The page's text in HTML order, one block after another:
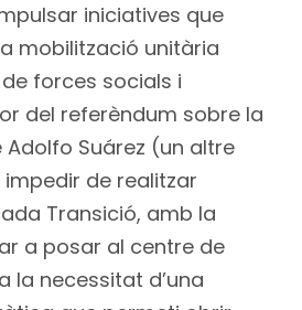
iniciatives que
mobilització unitària
forces socials i
del referèndum sobre la
Suárez (un altre
de realitzar
Transició, amb la
a posar al centre de
la necessitat d’una